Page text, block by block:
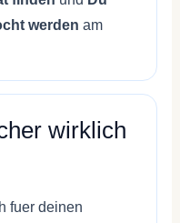
werden am
wirklich
fuer deinen